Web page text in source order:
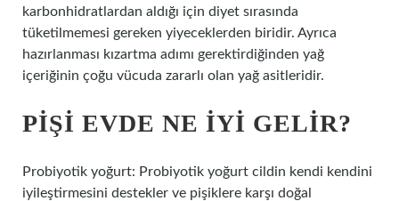
karbonhidratlardan aldığı için diyet sırasında
tüketilmemesi gereken yiyeceklerden biridir. Ayrıca
hazırlanması kızartma adımı gerektirdiğinden yağ
içeriğinin çoğu vücuda zararlı olan yağ asitleridir.
PIŞI EVDE NE IYI GELIR?
Probiyotik yoğurt: Probiyotik yoğurt cildin kendi kendini
iyileştirmesini destekler ve pişiklere karşı doğal